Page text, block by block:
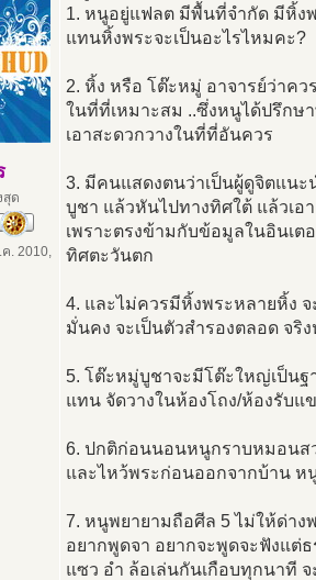
สุด
. 2010,
1. หนูอยู่แฟลต มีพื้นที่จำกัด มีหิ้ง
แทนหิ้งพระจะเป็นอะไรไหมคะ?
2. หิ้ง หรือ โต๊ะหมู่ อาจารย์ว่าคว
ในที่ที่เหมาะสม ..ซึ่งหนูได้ปรึกษ
เอาสะดวกวางในที่ที่อันควร
3. มีคนแสดงตนว่าเป็นผู้ดูจิตแนะ
บูชา แล้วหันไปทางทิศใต้ แล้วเ
เพราะตรงข้ามกับข้อมูลในอินเ
ทิศตะวันตก
4. และไม่ควรมีหิ้งพระหลายหิ้ง
มั่นคง จะเป็นตัวสำรองตลอด จริ
5. โต๊ะหมู่บูชาจะมีโต๊ะใหญ่เป็น
แทน จัดวางในห้องโถง/ห้องรับแ
6. ปกติก่อนนอนหนูกราบหมอนส
และไหว้พระก่อนออกจากบ้าน
7. หนูพยายามถือศีล 5 ไม่ให้ด่าง
อยากพูดจา อยากจะพูดจะฟังแต่
แซว อำ ล้อเล่นกันเกือบทุกนาที